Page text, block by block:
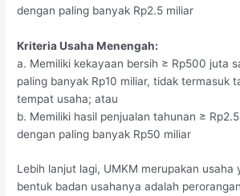
dengan paling banyak Rp2.5 miliar
Kriteria Usaha Menengah:
a. Memiliki kekayaan bersih ≥ Rp500 juta
paling banyak Rp10 miliar, tidak termasuk
tempat usaha; atau
b. Memiliki hasil penjualan tahunan ≥
dengan paling banyak Rp50 miliar
Lebih lanjut lagi, UMKM merupakan usaha
bentuk badan usahanya adalah